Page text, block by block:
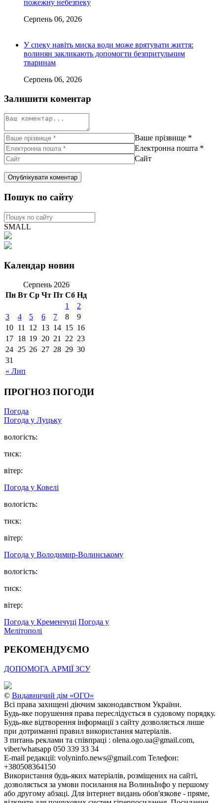
пожежну небезпеку
Серпень 06, 2026
У спеку навіть миска води може врятувати життя:
волинян закликають допомогти безпритульним
тваринам
Серпень 06, 2026
Залишити коментар
Ваше прізвище *
Електронна пошта *
Сайт
Пошук по сайту
SMALL
Календар новин
Серпень 2026
Пн Вт Ср Чт Пт Сб Нд
« Лип
1
2
3
4 5 6 7 8
9
10 11 12 13 14 15 16
17 18 19 20 21 22 23
24 25 26 27 28 29 30
31
ПРОГНОЗ ПОГОДИ
Погода
Погода у Луцьку
вологість:
тиск:
вітер:
Погода у Ковелі
вологість:
тиск:
вітер:
Погода у Володимир-Волинському
вологість:
тиск:
вітер:
Погода у Кременчуці Погода у
Мелітополі
РЕКОМЕНДУЄМО
ДОПОМОГА АРМІЇ ЗСУ
© Видавничий дім «ОГО»
Всі права захищені діючим законодавством України.
Будь-яке порушення права переслідується в судовому порядку.
Будь-яке відтворення інформації з сайту дозволяється лише
при дотриманні правил використання матеріалів.
З питань реклами та співпраці : olena.ogo.ua@gmail.com,
viber/whatsapp 050 339 33 34
E-mail редакції: volyninfo.news@gmail.com Телефон:
+380508364150
Використання будь-яких матеріалів, розміщених на сайті,
дозволяється за умови посилання на ВолиньІнфо у першому
або другому абзаці. Для інтернет видань обов'язкове - пряме,